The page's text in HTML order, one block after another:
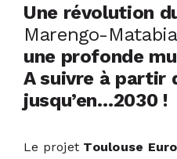
Une révolution
Marengo-
une profonde
A suivre à partir
jusqu’en…2030 !
Le projet Toulouse
CONTACT